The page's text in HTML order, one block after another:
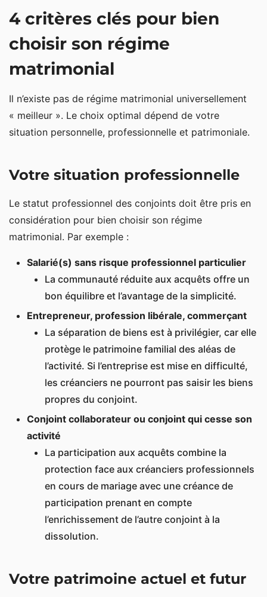
4 critères clés pour bien
choisir son régime
matrimonial
Il n’existe pas de régime matrimonial universellement
« meilleur ». Le choix optimal dépend de votre
situation personnelle, professionnelle et patrimoniale.
Votre situation professionnelle
Le statut professionnel des conjoints doit être pris en
considération pour bien choisir son régime
matrimonial. Par exemple :
Salarié(s) sans risque professionnel particulier
La communauté réduite aux acquêts offre un
bon équilibre et l’avantage de la simplicité.
Entrepreneur, profession libérale, commerçant
La séparation de biens est à privilégier, car elle
protège le patrimoine familial des aléas de
l’activité. Si l’entreprise est mise en difficulté,
les créanciers ne pourront pas saisir les biens
propres du conjoint.
Conjoint collaborateur ou conjoint qui cesse son
activité
La participation aux acquêts combine la
protection face aux créanciers professionnels
en cours de mariage avec une créance de
participation prenant en compte
l’enrichissement de l’autre conjoint à la
dissolution.
Votre patrimoine actuel et futur